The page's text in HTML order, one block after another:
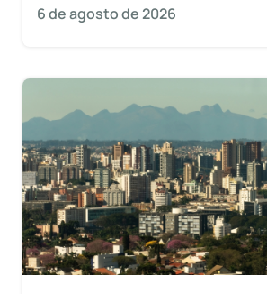
6 de agosto de 2026